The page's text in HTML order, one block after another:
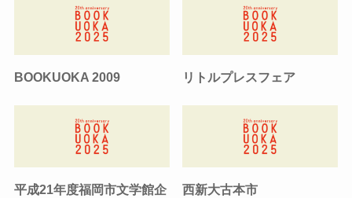
BOOKUOKA 2009 リトルプレスフェア
平成21年度福岡市文学館企
西新大古本市